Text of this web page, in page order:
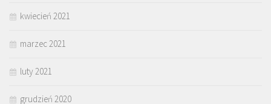
kwiecień 2021
marzec 2021
luty 2021
grudzień 2020